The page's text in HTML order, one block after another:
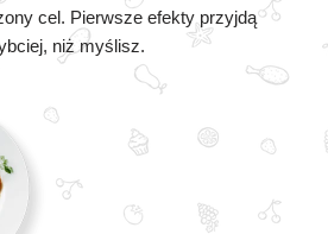
cel. Pierwsze efekty przyjdą
niż myślisz.